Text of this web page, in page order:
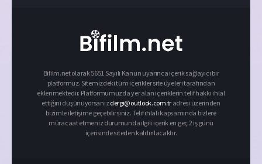
Bifilm.net olarak 5651 Sayılı Kanun uyarınca içerik sağlayıcı bir
platformuz. Sitemizdeki tüm içerikler site üyeleri tarafından
eklenmektedir. Platformumuzda yer alan içeriklerin telif hakkı ihlal
ettiğini düşünüyorsanızdergi@outlook.com.tr adresi üzerinden
bizimle iletişime geçebilirsiniz. Telif ihlali kapsamında bizlere
müracaat etmeniz durumunda ilgili içerik en geç 2 iş günü
içerisinde siteden kaldırılacaktır.